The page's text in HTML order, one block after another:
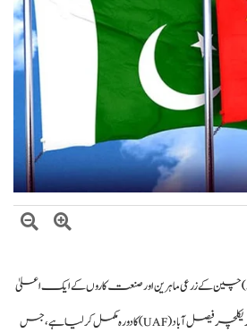
میں پیٹرول مہنگا کیوں؟
چین کے زرعی ماہرین اور صنعت کاروں کے ایک اعلیٰ
سطحی وفد نے یونیورسٹی آف ایگریکلچر فیصل آباد (UAF) کا دورہ مکمل کر لیا ہے، جس